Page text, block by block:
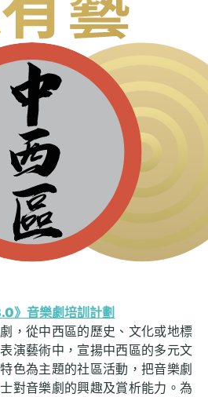
》音樂劇培訓計劃
，從中西區的歷史、文化或地標
演藝術中，宣揚中西區的多元文
色為主題的社區活動，把音樂劇
對音樂劇的興趣及賞析能力。為